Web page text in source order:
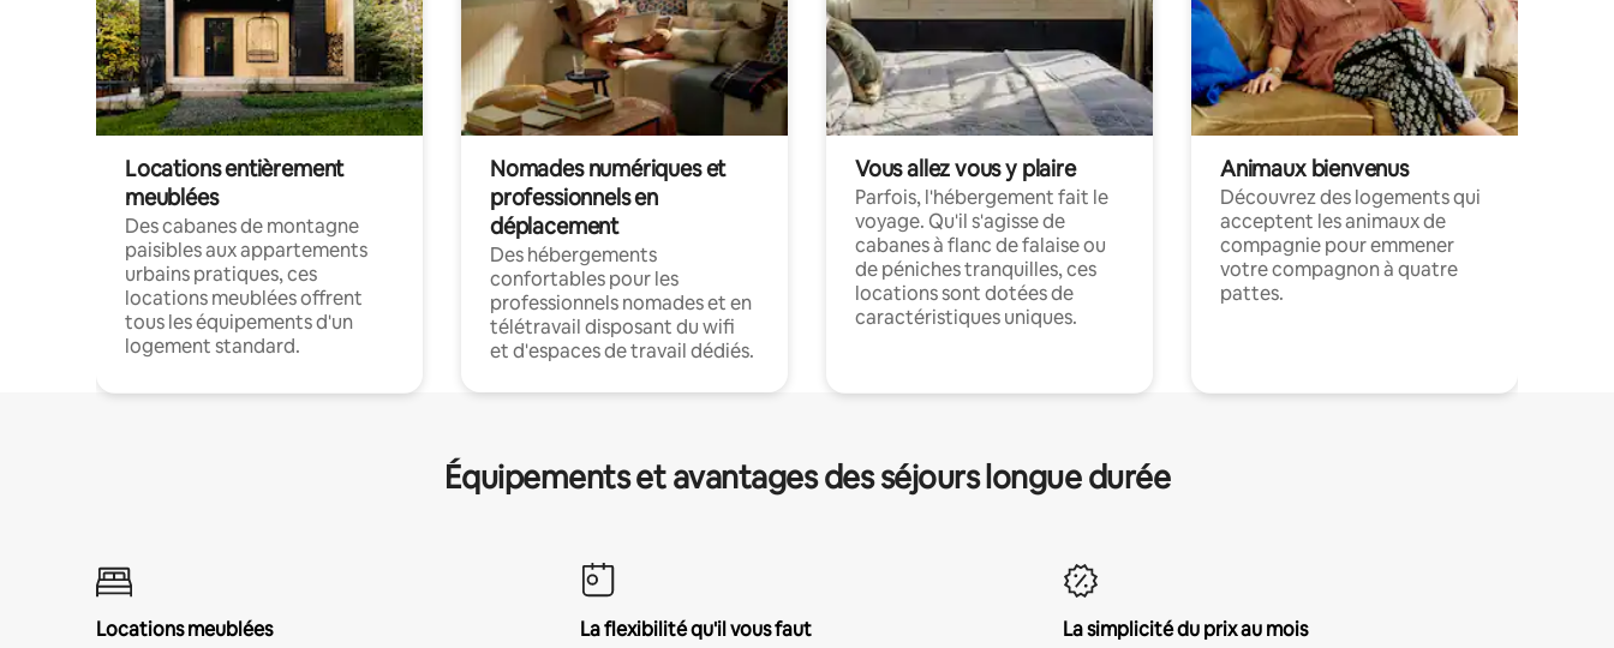
Locations entièrement
meublées
Des cabanes de montagne
paisibles aux appartements
urbains pratiques, ces
locations meublées offrent
tous les équipements d'un
logement standard.
Nomades numériques et
professionnels en
déplacement
Des hébergements
confortables pour les
professionnels nomades et en
télétravail disposant du wifi
et d'espaces de travail dédiés.
Vous allez vous y plaire
Parfois, l'hébergement fait le
voyage. Qu'il s'agisse de
cabanes à flanc de falaise ou
de péniches tranquilles, ces
locations sont dotées de
caractéristiques uniques.
Animaux bienvenus
Découvrez des logements qui
acceptent les animaux de
compagnie pour emmener
votre compagnon à quatre
pattes.
Équipements et avantages des séjours longue durée
Locations meublées
La flexibilité qu'il vous faut
La simplicité du prix au mois